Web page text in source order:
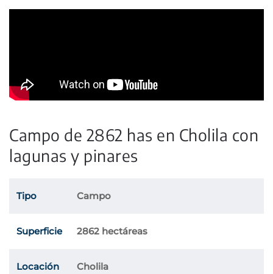
Campo de 2862 has en Cholila con
lagunas y pinares
Tipo Campo
Superficie 2862 hectáreas
Locación Cholila